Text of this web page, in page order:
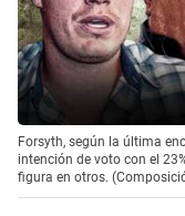
Forsyth, según la última
intención de voto con el
figura en otros.